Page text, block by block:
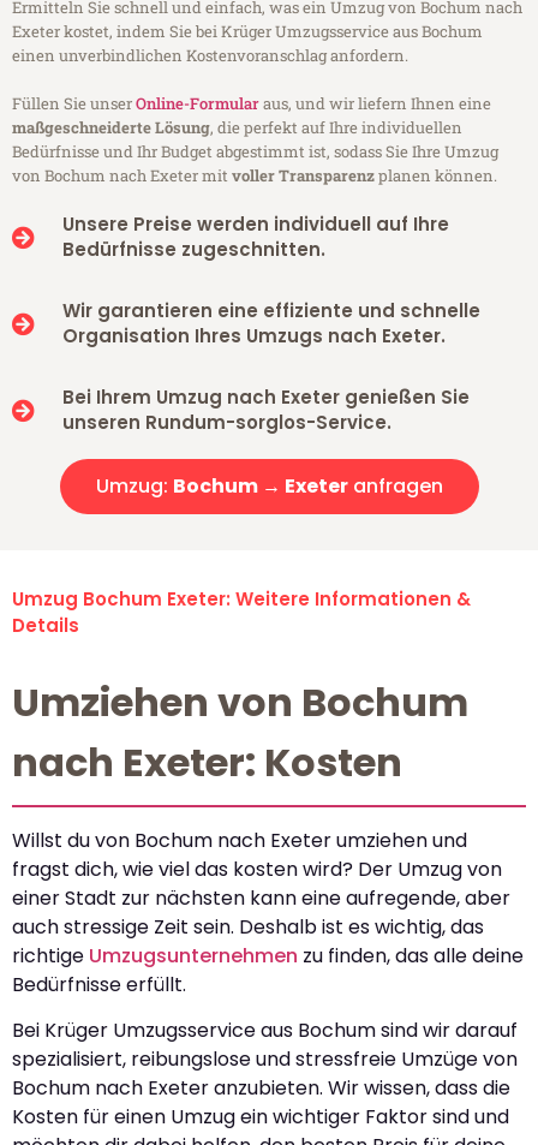
Ermitteln Sie schnell und einfach, was ein Umzug von Bochum nach
Exeter kostet, indem Sie bei Krüger Umzugsservice aus Bochum
einen unverbindlichen Kostenvoranschlag anfordern.
Füllen Sie unserOnline-Formularaus, und wir liefern Ihnen eine
maßgeschneiderte Lösung, die perfekt auf Ihre individuellen
Bedürfnisse und Ihr Budget abgestimmt ist, sodass Sie Ihre Umzug
von Bochum nach Exeter mitvoller Transparenzplanen können.
Unsere Preise werden individuell auf Ihre
Bedürfnisse zugeschnitten.
Wir garantieren eine effiziente und schnelle
Organisation Ihres Umzugs nach Exeter.
Bei Ihrem Umzug nach Exeter genießen Sie
unseren Rundum-sorglos-Service.
Umzug: Bochum → Exeteranfragen
Umzug Bochum Exeter: Weitere Informationen &
Details
Umziehen von Bochum
nach Exeter: Kosten
Willst du von Bochum nach Exeter umziehen und
fragst dich, wie viel das kosten wird? Der Umzug von
einer Stadt zur nächsten kann eine aufregende, aber
auch stressige Zeit sein. Deshalb ist es wichtig, das
richtige Umzugsunternehmen zu finden, das alle deine
Bedürfnisse erfüllt.
Bei Krüger Umzugsservice aus Bochum sind wir darauf
spezialisiert, reibungslose und stressfreie Umzüge von
Bochum nach Exeter anzubieten. Wir wissen, dass die
Kosten für einen Umzug ein wichtiger Faktor sind und